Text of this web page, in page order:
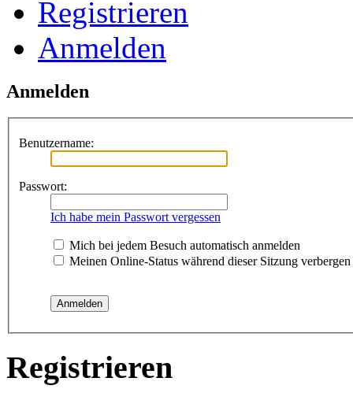
Registrieren
Anmelden
Anmelden
Benutzername:
Passwort:
Ich habe mein Passwort vergessen
Mich bei jedem Besuch automatisch anmelden
Meinen Online-Status während dieser Sitzung verbergen
Registrieren